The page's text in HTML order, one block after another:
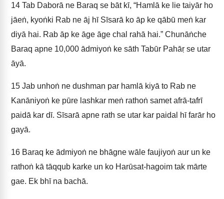
14 Tab Daborā ne Baraq se bāt kī, “Hamlā ke lie taiyār ho
jāeṅ, kyoṅki Rab ne āj hī Sīsarā ko āp ke qābū meṅ kar
diyā hai. Rab āp ke āge āge chal rahā hai.” Chunāṅche
Baraq apne 10,000 ādmiyoṅ ke sāth Tabūr Pahāṛ se utar
āyā.
15 Jab unhoṅ ne dushman par hamlā kiyā to Rab ne
Kanāniyoṅ ke pūre lashkar meṅ rathoṅ samet afrā-tafrī
paidā kar dī. Sīsarā apne rath se utar kar paidal hī farār ho
gayā.
16 Baraq ke ādmiyoṅ ne bhāgne wāle faujiyoṅ aur un ke
rathoṅ kā tāqqub karke un ko Harūsat-hagoim tak mārte
gae. Ek bhī na bachā.